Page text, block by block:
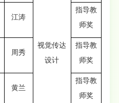
视觉传达
设计
江涛
指导教
师奖
周秀
指导教
师奖
黄兰
指导教
师奖